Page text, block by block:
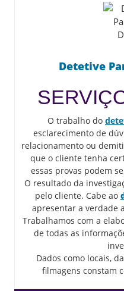
Detetive
O trabalho do
esclarecimento de
relacionamento ou
que o cliente tenha
essas provas podem
O resultado da
pelo cliente. Cabe ao
apresentar a verdade
Trabalhamos com a
de todas as
Dados como locais,
filmagens constam